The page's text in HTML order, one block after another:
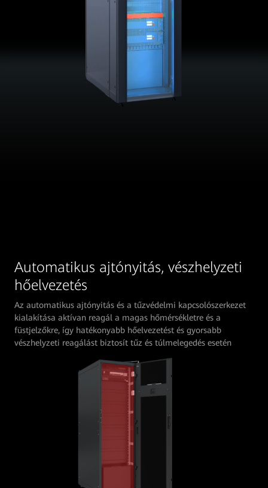
Automatikus ajtónyitás, vészhelyzeti
hőelvezetés
Az automatikus ajtónyitás és a tűzvédelmi kapcsolószerkezet
kialakítása aktívan reagál a magas hőmérsékletre és a
füstjelzőkre, így hatékonyabb hőelvezetést és gyorsabb
vészhelyzeti reagálást biztosít tűz és túlmelegedés esetén